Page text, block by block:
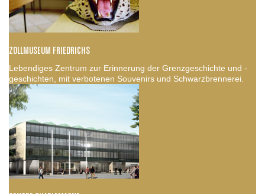
ZOLLMUSEUM FRIEDRICHS
Lebendiges Zentrum zur Erinnerung der Grenzgeschichte und -
geschichten, mit verbotenen Souvenirs und Schwarzbrennerei.